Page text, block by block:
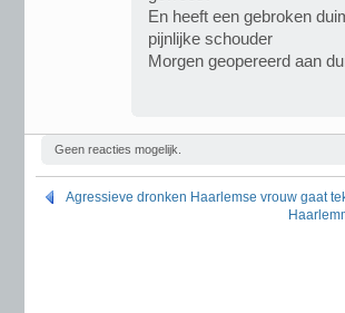
En heeft een gebroken
pijnlijke schouder
Morgen geopereerd aan
Geen reacties mogelijk.
Agressieve dronken Haarlemse vrouw gaat